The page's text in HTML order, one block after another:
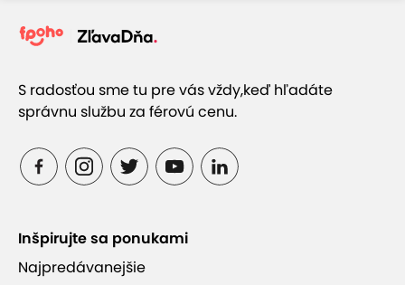
S radosťou sme tu pre vás vždy,keď hľadáte
správnu službu za férovú cenu.
Inšpirujte sa ponukami
Najpredávanejšie